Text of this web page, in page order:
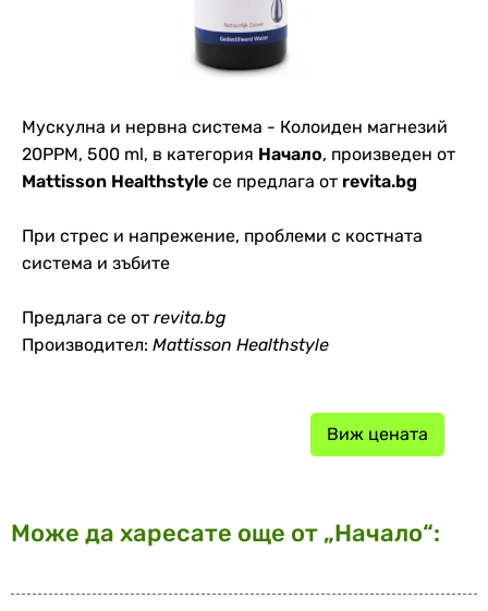
Мускулна и нервна система - Колоиден магнезий
20PPM, 500 ml, в категория Начало, произведен от
Mattisson Healthstyle се предлага от revita.bg
При стрес и напрежение, проблеми с костната
система и зъбите
Предлага се от revita.bg
Производител: Mattisson Healthstyle
Виж цената
Може да харесате още от „Начало“: